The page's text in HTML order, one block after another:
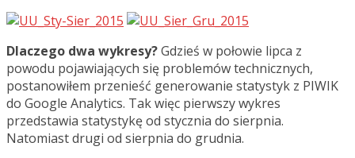
Dlaczego dwa wykresy?Gdzieś w połowie lipca z
powodu pojawiających się problemów technicznych,
postanowiłem przenieść generowanie statystyk z PIWIK
do Google Analytics. Tak więc pierwszy wykres
przedstawia statystykę od stycznia do sierpnia.
Natomiast drugi od sierpnia do grudnia.